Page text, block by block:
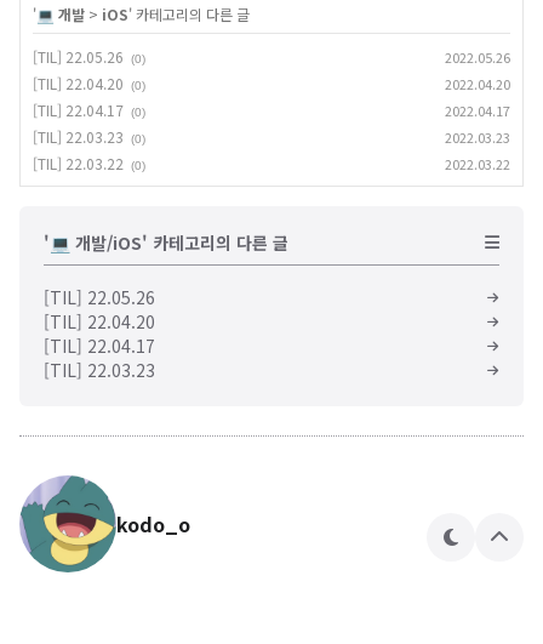
'💻 개발 > iOS' 카테고리의 다른 글
[TIL] 22.05.26 (0) 2022.05.26
[TIL] 22.04.20 (0) 2022.04.20
[TIL] 22.04.17 (0) 2022.04.17
[TIL] 22.03.23 (0) 2022.03.23
[TIL] 22.03.22 (0) 2022.03.22
'💻 개발/iOS' 카테고리의 다른 글
[TIL] 22.05.26
[TIL] 22.04.20
[TIL] 22.04.17
[TIL] 22.03.23
kodo_o
테
상